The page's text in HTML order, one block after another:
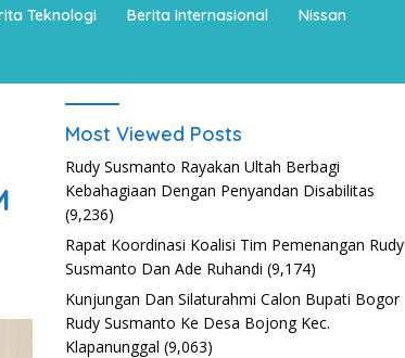
Teknologi Berita Internasional Nissan
Most Viewed Posts
Rudy Susmanto Rayakan Ultah Berbagi
Kebahagiaan Dengan Penyandan Disabilitas
(9,236)
Rapat Koordinasi Koalisi Tim Pemenangan Rudy
Susmanto Dan Ade Ruhandi (9,174)
Kunjungan Dan Silaturahmi Calon Bupati Bogor
Rudy Susmanto Ke Desa Bojong Kec.
Klapanunggal (9,063)